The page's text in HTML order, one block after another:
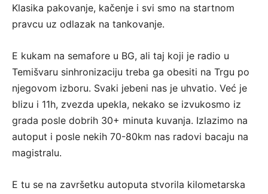
Klasika pakovanje, kačenje i svi smo na startnom
pravcu uz odlazak na tankovanje.
E kukam na semafore u BG, ali taj koji je radio u
Temišvaru sinhronizaciju treba ga obesiti na Trgu po
njegovom izboru. Svaki jebeni nas je uhvatio. Već je
blizu i 11h, zvezda upekla, nekako se izvukosmo iz
grada posle dobrih 30+ minuta kuvanja. Izlazimo na
autoput i posle nekih 70-80km nas radovi bacaju na
magistralu.
E tu se na završetku autoputa stvorila kilometarska